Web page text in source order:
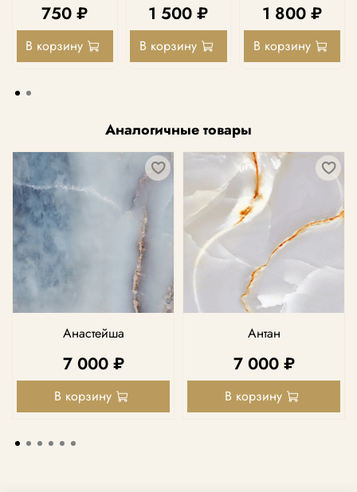
750 ₽
В корзину
1 500 ₽
В корзину
1 800 ₽
В корзину
Аналогичные товары
Анастейша
7 000 ₽
В корзину
Антан
7 000 ₽
В корзину